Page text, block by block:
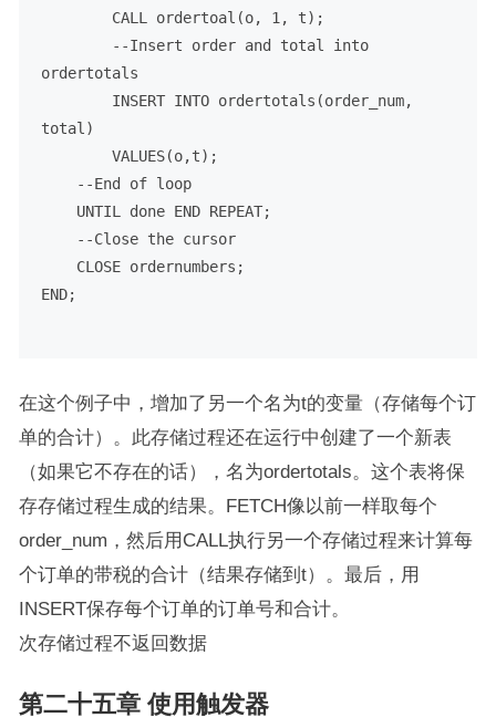
CALL
ordertoal(o, 1 , t);
--Insert order and total into
ordertotals
INSERT INTO ordertotals(order_num,
total)
VALUES(o,t);
--End of loop
    UNTIL done
END REPEAT;
--Close the cursor
CLOSE
END;
在这个例子中，增加了另一个名为t的变量（存储每个订
单的合计）。此存储过程还在运行中创建了一个新表
（如果它不存在的话），名为ordertotals。这个表将保
存存储过程生成的结果。FETCH像以前一样取每个
order_num，然后用CALL执行另一个存储过程来计算每
个订单的带税的合计（结果存储到t）。最后，用
INSERT保存每个订单的订单号和合计。
次存储过程不返回数据
第二十五章 使用触发器